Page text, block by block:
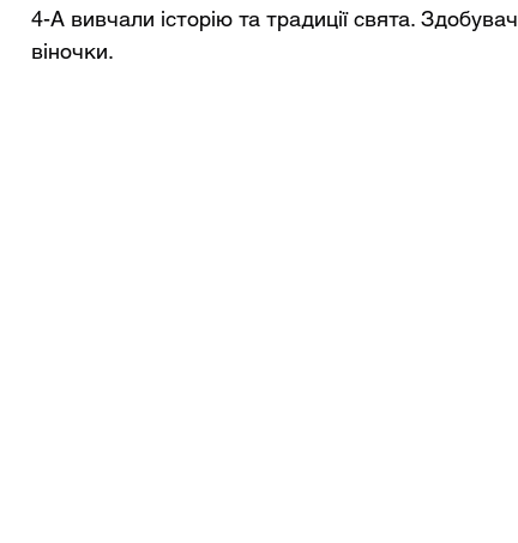
4-А вивчали історію та традиції свята.
віночки.